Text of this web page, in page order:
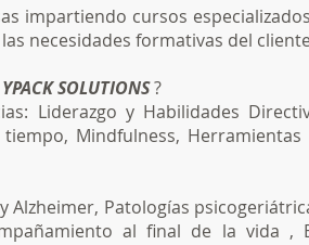
impartiendo cursos
necesidades formativas del
YPACK SOLUTIONS?
Liderazgo y Habilidades
Mindfulness,
Alzheimer, Patologías
al final de la vida ,